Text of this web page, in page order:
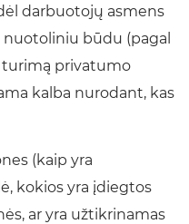
darbuotojų asmens
būdu (pagal
turimą privatumo
kalba nurodant, kas
(kaip yra
kokios yra įdiegtos
ar yra užtikrinamas